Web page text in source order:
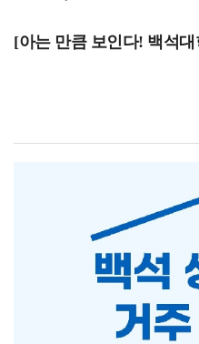
제시된 출석상황과 역량평
때문에 성적에 문제가 없는
수업별로 이의신청 방식이
29일 월요일 오전 9시부터
3시까지입니다. 이후 성적
출력 기간은 2026년 7월 3
기간에는 본인의 최종 확정
학기동안 달려온 여러분 고
본인의 성적을 확인하시기
마감세 번째로 7월 3일은 1